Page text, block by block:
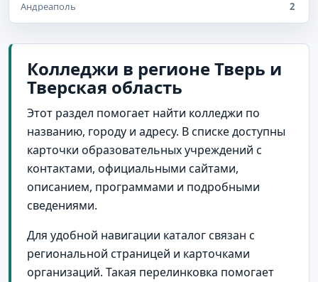
Андреаполь
2
Лихославль
Тверь и Тверская область
Красный Холм
Кувшиново
Старица
Торопец
Удомля
поселок городского типа Оленино
Колледжи в регионе Тверь и
Тверская область
Этот раздел помогает найти колледжи по
названию, городу и адресу. В списке доступны
карточки образовательных учреждений с
контактами, официальными сайтами,
описанием, программами и подробными
сведениями.
Для удобной навигации каталог связан с
региональной страницей и карточками
организаций. Такая перелинковка помогает